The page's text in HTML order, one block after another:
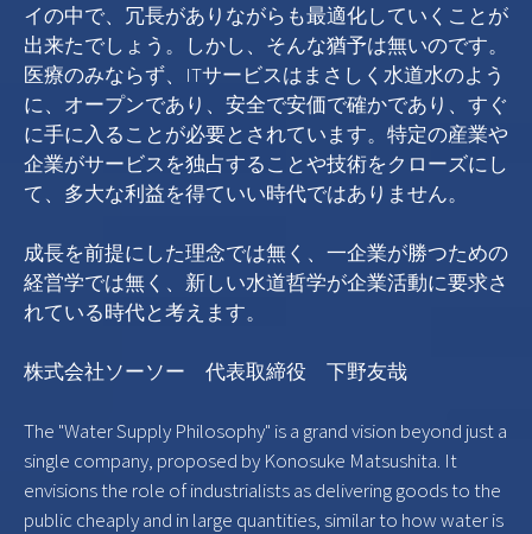
イの中で、冗長がありながらも最適化していくことが
出来たでしょう。しかし、そんな猶予は無いのです。
医療のみならず、ITサービスはまさしく水道水のよう
に、オープンであり、安全で安価で確かであり、すぐ
に手に入ることが必要とされています。特定の産業や
企業がサービスを独占することや技術をクローズにし
て、多大な利益を得ていい時代ではありません。
成長を前提にした理念では無く、一企業が勝つための
経営学では無く、新しい水道哲学が企業活動に要求さ
れている時代と考えます。
株式会社ソーソー 代表取締役 下野友哉
The "Water Supply Philosophy" is a grand vision beyond just a
single company, proposed by Konosuke Matsushita. It
envisions the role of industrialists as delivering goods to the
public cheaply and in large quantities, similar to how water is